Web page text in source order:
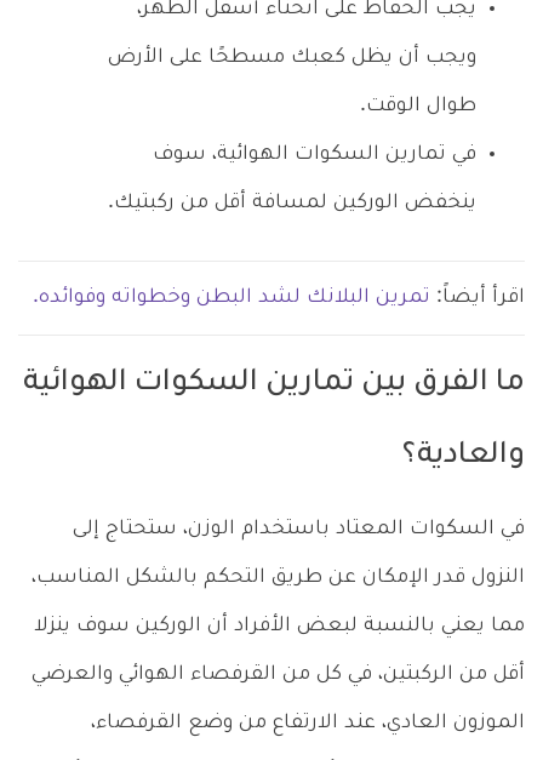
يجب الحفاظ على انحناء أسفل الظهر،
ويجب أن يظل كعبك مسطحًا على الأرض
طوال الوقت.
في تمارين السكوات الهوائية، سوف
ينخفض الوركين لمسافة أقل من ركبتيك.
اقرأ أيضاً: تمرين البلانك لشد البطن وخطواته وفوائده.
ما الفرق بين تمارين السكوات الهوائية
والعادية؟
في السكوات المعتاد باستخدام الوزن، ستحتاج إلى
النزول قدر الإمكان عن طريق التحكم بالشكل المناسب،
مما يعني بالنسبة لبعض الأفراد أن الوركين سوف ينزلا
أقل من الركبتين، في كل من القرفصاء الهوائي والعرضي
الموزون العادي، عند الارتفاع من وضع القرفصاء،